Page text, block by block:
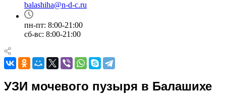
balashiha@n-d-c.ru
пн-пт: 8:00-21:00
сб-вс: 8:00-21:00
УЗИ мочевого пузыря в Балашихе